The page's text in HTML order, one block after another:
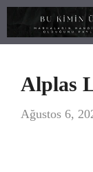
İçeriğe
Alplas
Ağustos 6,